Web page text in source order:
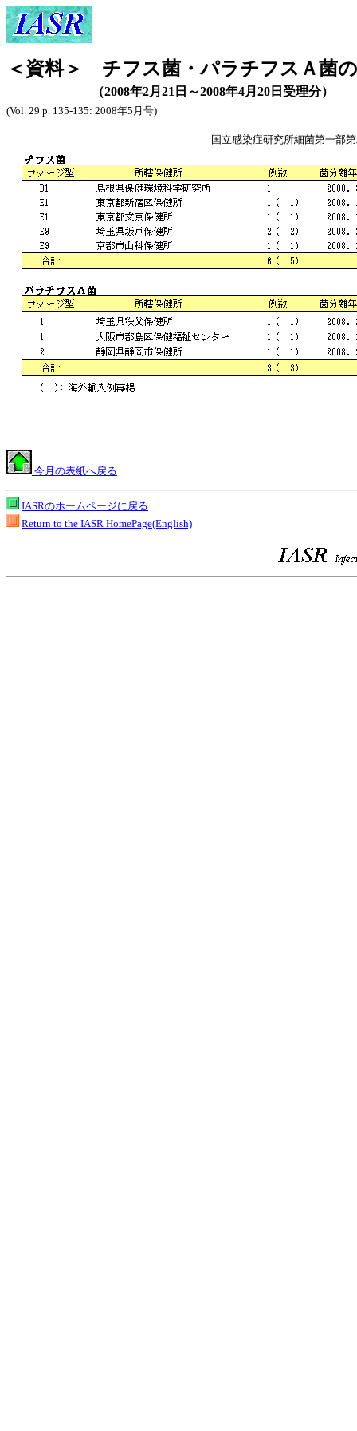
＜資料＞ チフス菌・パラチフスＡ菌
（2008年2月21日～2008年4月20日受理分）
(Vol. 29 p. 135-135: 2008年5月号)
国立感染症研究所細菌第一部
今月の表紙へ戻る
IASRのホームページに戻る
Return to the IASR HomePage(English)